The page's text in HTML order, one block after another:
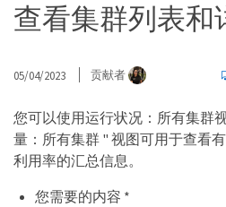
查看集群列表和
05/04/2023 贡献者
您可以使用运行状况：所有集群
量：所有集群 " 视图可用于查看
利用率的汇总信息。
您需要的内容 *